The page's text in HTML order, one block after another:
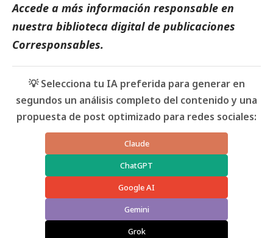
Accede a más información responsable en
nuestra biblioteca digital de publicaciones
Corresponsables.
💡 Selecciona tu IA preferida para generar en
segundos un análisis completo del contenido y una
propuesta de post optimizado para redes sociales:
Claude
ChatGPT
Google AI
Gemini
Grok